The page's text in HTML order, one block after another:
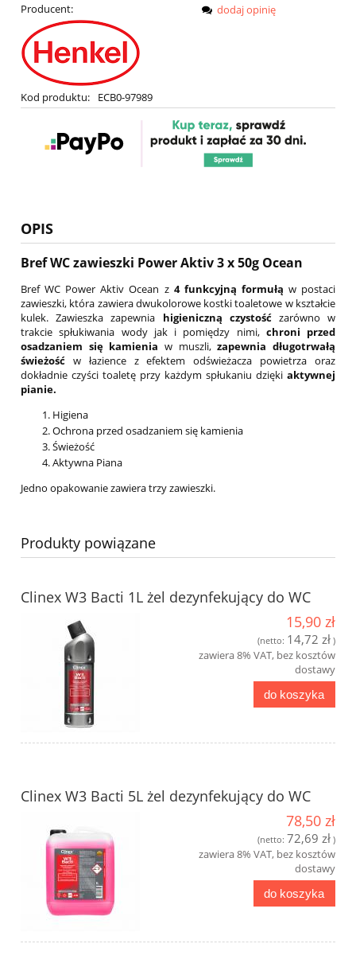
Producent:
Kod produktu: ECB0-97989
dodaj opinię
OPIS
Bref WC zawieszki Power Aktiv 3 x 50g Ocean
Bref WC Power Aktiv Ocean z 4 funkcyjną formułą w postaci
zawieszki, która zawiera dwukolorowe kostki toaletowe w kształcie
kulek. Zawieszka zapewnia higieniczną czystość zarówno w
trakcie spłukiwania wody jak i pomiędzy nimi,chroni przed
osadzaniem się kamienia w muszli,zapewnia długotrwałą
świeżość w łazience z efektem odświeżacza powietrza oraz
dokładnie czyści toaletę przy każdym spłukaniu dzięki aktywnej
pianie.
Higiena
Ochrona przed osadzaniem się kamienia
Świeżość
Aktywna Piana
Jedno opakowanie zawiera trzy zawieszki.
Produkty powiązane
Clinex W3 Bacti 1L żel dezynfekujący do WC
15,90 zł
(netto: 14,72 zł )
zawiera 8% VAT, bez kosztów
dostawy
do koszyka
Clinex W3 Bacti 5L żel dezynfekujący do WC
78,50 zł
(netto: 72,69 zł )
zawiera 8% VAT, bez kosztów
dostawy
do koszyka